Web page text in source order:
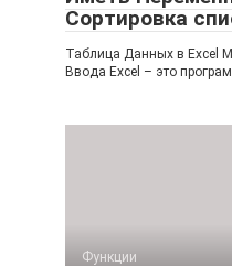
Сортировка
Таблица Данных в Excel
Ввода Excel – это
Функции